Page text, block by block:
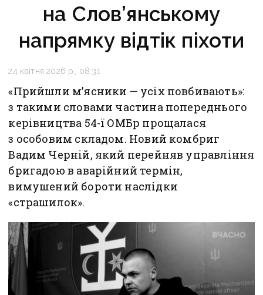
на Слов’янському
напрямку відтік піхоти
24 квітня 2026 р., 08:31
«Прийшли м’ясники — усіх повбивають»:
з такими словами частина попереднього
керівництва 54-ї ОМБр прощалася
з особовим складом. Новий комбриг
Вадим Черній, який перейняв управління
бригадою в аварійний термін,
вимушений бороти наслідки
«страшилок».